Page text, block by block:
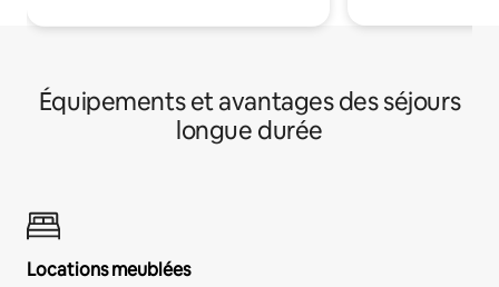
Équipements et avantages des séjours
longue durée
Locations meublées